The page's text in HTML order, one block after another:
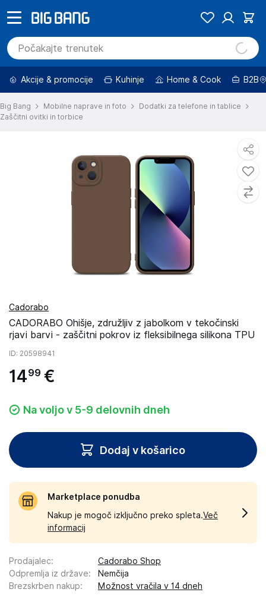
Akcije & promocije Kuhinje Home & Cook B2B
Big Bang Mobilne naprave in foto
Dodatki za telefone in tablice
Zaščitni ovitki in torbice
Cadorabo
CADORABO Ohišje, združljiv z jabolkom v tekočinski
rjavi barvi - zaščitni pokrov iz fleksibilnega silikona TPU
ID: 20598941
1499 €
Na voljo v 5-9 delovnih dneh
Dodaj v košarico
Marketplace ponudba
Nakup je mogoč izključno preko spleta.Več
informacij
Prodajalec:
Cadorabo Shop
Odpremlja iz države:
Nemčija
Brezskrben nakup: Možnost vračila v 14 dneh